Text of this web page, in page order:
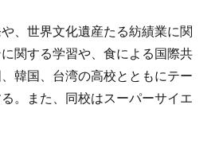
、世界文化遺産たる紡績業に関
関する学習や、食による国際共
韓国、台湾の高校とともにテー
。また、同校はスーパーサイエ